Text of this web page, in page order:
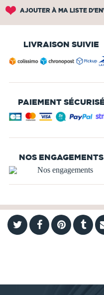
AJOUTER À MA LISTE
LIVRAISON SUIVIE
PAIEMENT SÉCURISÉ
NOS ENGAGEMENTS